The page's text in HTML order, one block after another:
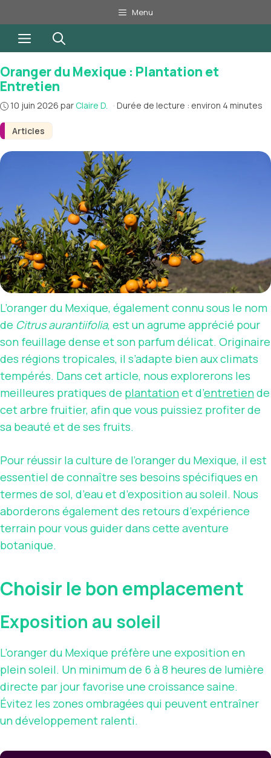
au
contenu
Menu
Menu
Articles
Oranger du Mexique : Plantation et
Entretien
10 juin 2026 par Claire D. · Durée de lecture : environ 4 minutes
L’oranger du Mexique, également connu sous le nom
de Citrus aurantiifolia, est un agrume apprécié pour
son feuillage dense et son parfum délicat. Originaire
des régions tropicales, il s’adapte bien aux climats
tempérés. Dans cet article, nous explorerons les
meilleures pratiques de plantationet d’entretiende
cet arbre fruitier, afin que vous puissiez profiter de
sa beauté et de ses fruits.
Pour réussir la culture de l’oranger du Mexique, il est
essentiel de connaître ses besoins spécifiques en
termes de sol, d’eau et d’exposition au soleil. Nous
aborderons également des retours d’expérience
terrain pour vous guider dans cette aventure
botanique.
Choisir le bon emplacement
Exposition au soleil
L’oranger du Mexique préfère une exposition en
plein soleil. Un minimum de 6 à 8 heures de lumière
directe par jour favorise une croissance saine.
Évitez les zones ombragées qui peuvent entraîner
un développement ralenti.